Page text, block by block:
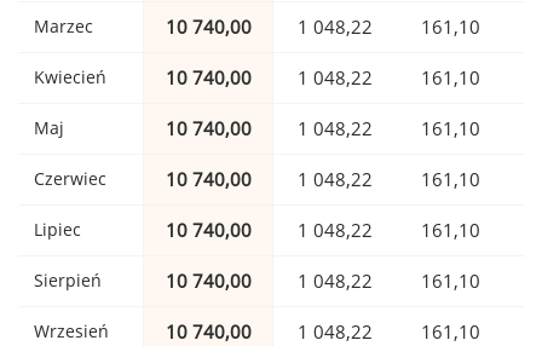
Marzec 10 740,00 1 048,22 161,10
Kwiecień 10 740,00 1 048,22 161,10
Maj 10 740,00 1 048,22 161,10
Czerwiec 10 740,00 1 048,22 161,10
Lipiec 10 740,00 1 048,22 161,10
Sierpień 10 740,00 1 048,22 161,10
Wrzesień 10 740,00 1 048,22 161,10